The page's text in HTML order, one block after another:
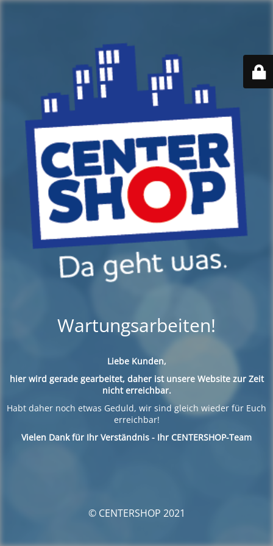
Wartungsarbeiten!
Liebe Kunden,
hier wird gerade gearbeitet, daher ist unsere Website zur Zeit
nicht erreichbar.
Habt daher noch etwas Geduld, wir sind gleich wieder für Euch
erreichbar!
Vielen Dank für Ihr Verständnis - Ihr CENTERSHOP-Team
© CENTERSHOP 2021